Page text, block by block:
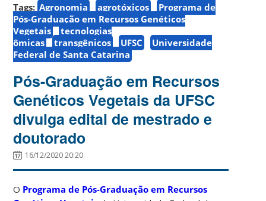
Tags: Agronomia agrotóxicos
Programa de
Pós-Graduação em Recursos Genéticos
Vegetais
tecnologias
ômicas
transgênicos UFSC
Universidade
Federal de Santa Catarina
Pós-Graduação em Recursos
Genéticos Vegetais da UFSC
divulga edital de mestrado e
doutorado
16/12/2020 20:20
O Programa de Pós-Graduação em Recursos